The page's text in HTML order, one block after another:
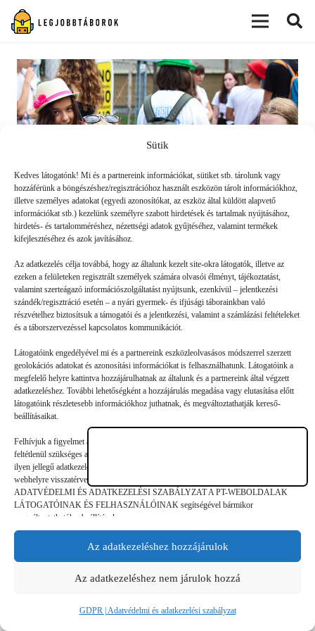
Sütik
Kedves látogatónk! Mi és a partnereink információkat, sütiket stb. tárolunk vagy
hozzáférünk a böngészéshez/regisztrációhoz használt eszközön tárolt információkhoz,
illetve személyes adatokat (egyedi azonosítókat, az eszköz által küldött alapvető
információkat stb.) kezelünk személyre szabott hirdetések és tartalmak nyújtásához,
hirdetés- és tartalomméréshez, nézettségi adatok gyűjtéséhez, valamint termékek
kifejlesztéséhez és azok javításához.
Az adatkezelés célja továbbá, hogy az általunk kezelt site-okra látogatók, illetve az
ezeken a felületeken regisztrált személyek számára olvasói élményt, tájékoztatást,
valamint szerteágazó információszolgáltatást nyújtsunk, ezenkívül – jelentkezési
szándék/regisztráció esetén – a nyári gyermek- és ifjúsági táborainkban való
részvételhez biztosítsuk a támogatói és a jelentkezési, valamint a számlázási feltételeket
és a táborszervezéssel kapcsolatos kommunikációt.
Látogatóink engedélyével mi és a partnereink eszközleolvasásos módszerrel szerzett
geolokációs adatokat és azonosítási információkat is felhasználhatunk. Látogatóink a
megfelelő helyre kattintva hozzájárulhatnak az általunk és a partnereink által végzett
adatkezeléshez. További lehetőségként a hozzájárulás megadása vagy elutasítása előtt
látogatóink részletesebb információkhoz juthatnak, és megváltoztathatják kereső-
beállításaikat.
Felhívjuk a figyelmet arra, hogy a személyes adatok bizonyos kezeléséhez nem
feltétlenül szükséges az érintett hozzájárulása, akinek azonban jogában áll tiltakozni az
ilyen jellegű adatkezelés ellen. A beállítások csak erre a weboldalra érvényesek. Erre a
webhelyre visszatérve vagy az ADATKEZELÉSI TÁJÉKOZTATÓ,
ADATVÉDELMI ÉS ADATKEZELÉSI SZABÁLYZAT A PT-WEBOLDALAK
LÁTOGATÓINAK ÉS FELHASZNÁLÓINAK segítségével bármikor
megváltoztathatók a beállítások.
Az adatkezeléshez hozzájárulok
Az adatkezeléshez nem járulok hozzá
GDPR | Adatvédelmi és adatkezelési szabályzat
PT, ahol mindenki esélyes
TÁBORVILÁG 2020. 07. 14.
100 000, 150 000, 200 000 – röpködnek a számok jó néhány
hét) egy gyerek etetése, elszállásolása, foglalkoztatása,…
©
legjobbtaborok.hu